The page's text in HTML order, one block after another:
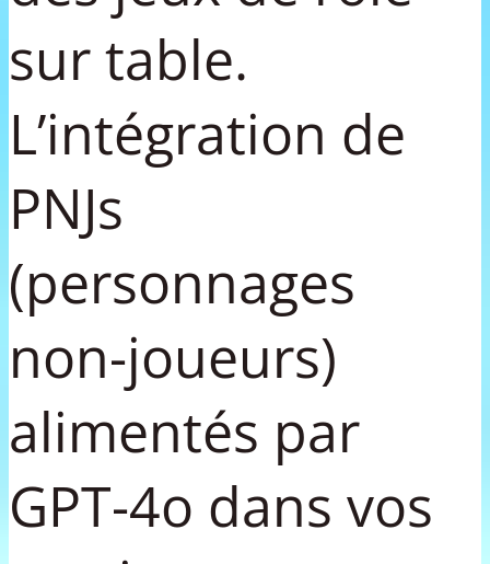
sur table.
L’intégration de
PNJs
(personnages
non-joueurs)
alimentés par
GPT-4o dans vos